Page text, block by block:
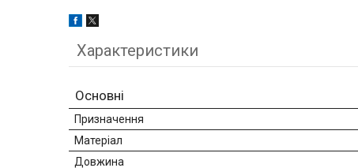
Характеристики
Основні
Призначення
Матеріал
Довжина